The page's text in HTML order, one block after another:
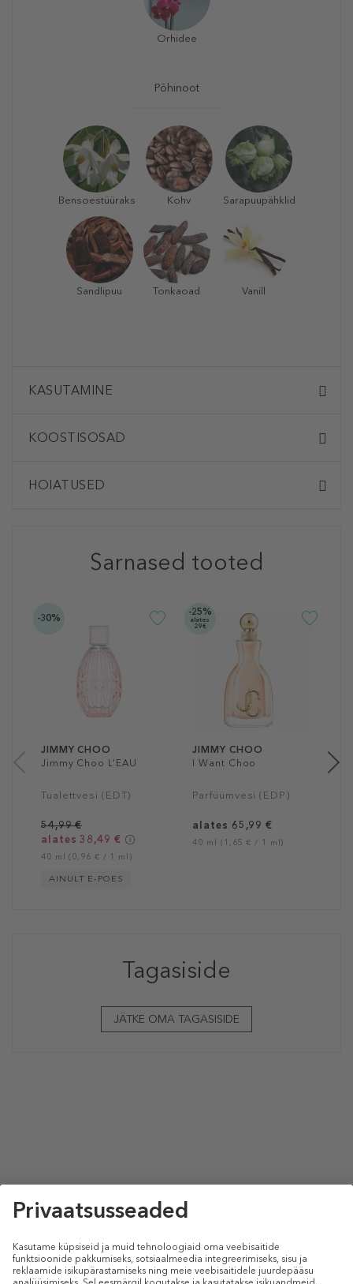
Orhidee
Põhinoot
Bensoestüüraks Kohv Sarapuupähklid
Sandlipuu Tonkaoad Vanill
KASUTAMINE
KOOSTISOSAD
HOIATUSED
Sarnased tooted
-30%
JIMMY CHOO
Jimmy Choo L’EAU
Tualettvesi (EDT)
54,99 €
alates 38,49 €
40 ml (0,96 € / 1 ml)
AINULT E-POES
-25%
alates
29€
JIMMY CHOO
I Want Choo
Parfüümvesi (EDP)
alates 65,99 €
40 ml (1,65 € / 1 ml)
Tagasiside
JÄTKE OMA TAGASISIDE